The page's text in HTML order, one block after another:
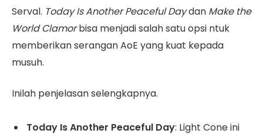
Serval. Today Is Another Peaceful Daydan Make the
World Clamorbisa menjadi salah satu opsi ntuk
memberikan serangan AoE yang kuat kepada
musuh.
Inilah penjelasan selengkapnya.
Today Is Another Peaceful Day: Light Cone ini